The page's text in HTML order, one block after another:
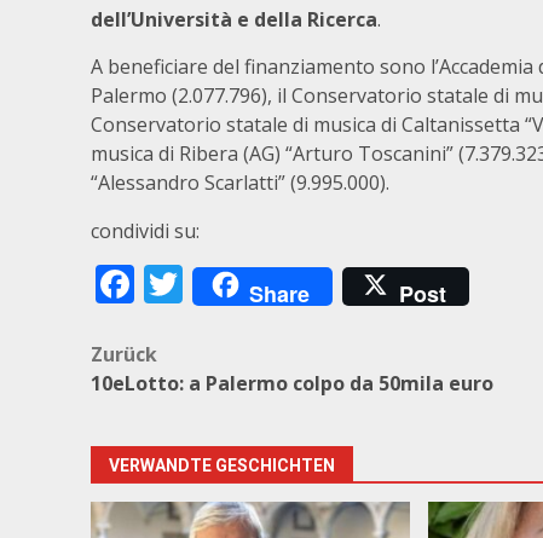
dell’Università e della Ricerca.
A beneficiare del finanziamento sono l’Accademia
Palermo (2.077.796), il Conservatorio statale di
Conservatorio statale di musica di Caltanissetta
musica di Ribera (AG) “Arturo Toscanini”
“Alessandro Scarlatti” (9.995.000).
condividi su:
Facebook
Twitter
Share Post
Beitragsnavigation
Zurück
10eLotto: a Palermo colpo da 50mila euro
VERWANDTE GESCHICHTEN